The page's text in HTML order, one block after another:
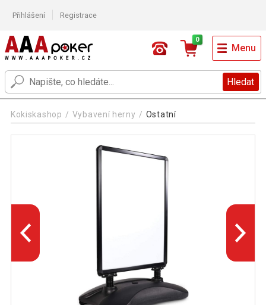
Přihlášení Registrace
Hledat
0
Menu
Kokiskashop Vybavení herny Ostatní